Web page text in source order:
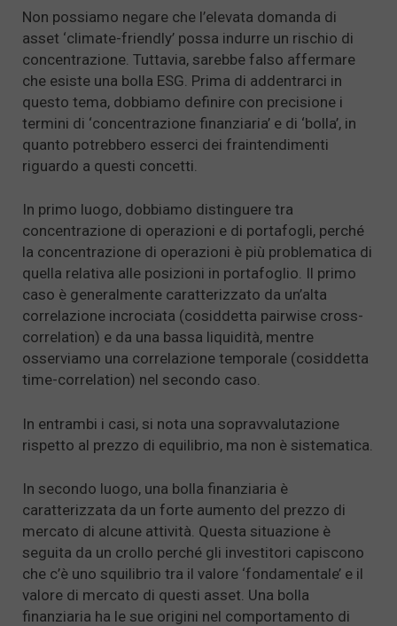
Non possiamo negare che l’elevata domanda di
asset ‘climate-friendly’ possa indurre un rischio di
concentrazione. Tuttavia, sarebbe falso affermare
che esiste una bolla ESG. Prima di addentrarci in
questo tema, dobbiamo definire con precisione i
termini di ‘concentrazione finanziaria’ e di ‘bolla’, in
quanto potrebbero esserci dei fraintendimenti
riguardo a questi concetti.
In primo luogo, dobbiamo distinguere tra
concentrazione di operazioni e di portafogli, perché
la concentrazione di operazioni è più problematica di
quella relativa alle posizioni in portafoglio. Il primo
caso è generalmente caratterizzato da un’alta
correlazione incrociata (cosiddetta pairwise cross-
correlation) e da una bassa liquidità, mentre
osserviamo una correlazione temporale (cosiddetta
time-correlation) nel secondo caso.
In entrambi i casi, si nota una sopravvalutazione
rispetto al prezzo di equilibrio, ma non è sistematica.
In secondo luogo, una bolla finanziaria è
caratterizzata da un forte aumento del prezzo di
mercato di alcune attività. Questa situazione è
seguita da un crollo perché gli investitori capiscono
che c’è uno squilibrio tra il valore ‘fondamentale’ e il
valore di mercato di questi asset. Una bolla
finanziaria ha le sue origini nel comportamento di